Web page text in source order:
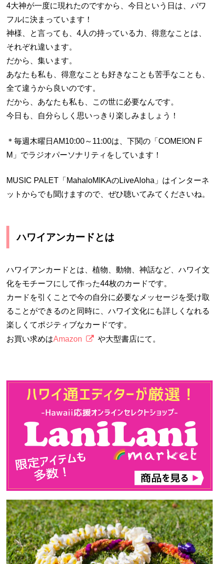
4大神が一度に現れたのですから、今日という日は、パワ
フルに決まっています！
神様、と言っても、4人の持っている力、得意なことは、
それぞれ違います。
だから、集います。
あなたも私も、得意なことも好きなことも苦手なことも、
全て違うから良いのです。
だから、あなたも私も、この世に必要なんです。
今日も、自分らしく思いっきり楽しみましょう！
＊毎週木曜日AM10:00～11:00は、下関の「COME!ON F
M」でラジオパーソナリティをしています！
MUSIC PALET「MahaloMIKAのLiveAloha」はインターネ
ットからでも聞けますので、ぜひ聴いてみてくださいね。
ハワイアンカードとは
ハワイアンカードとは、植物、動物、神話など、ハワイ文
化をモチーフにして作った44枚のカードです。
カードを引くことで今の自分に必要なメッセージを受け取
ることができるのと同時に、ハワイ文化にも詳しくなれる
楽しくてポジティブなカードです。
お買い求めはAmazon や大型書店にて。